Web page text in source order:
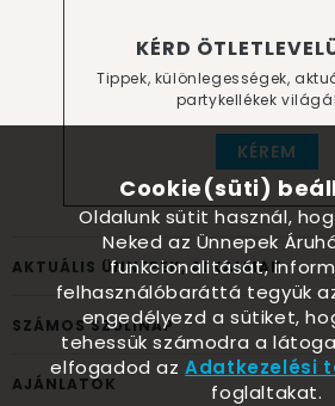
KÉRD
Tippek, különlegességek,
partykellékek
KÉREM
AKTUÁLIS ÜNNEPEK, ALKALMAK
SZÁMOS SZÜLINAP
AJÁNLATOK
Cookie(süti)
Oldalunk sütit használ,
Neked az Ünnepek
funkcionalitását,
felhasználóbaráttá tegyük
engedélyezd a sütiket,
tehessük számodra a
elfogadod azAdatkezelési
foglaltakat.